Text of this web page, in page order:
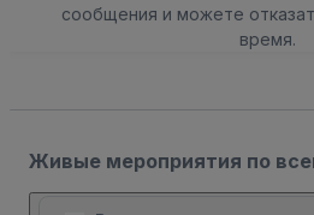
сообщения и можете
время.
Живые мероприятия по